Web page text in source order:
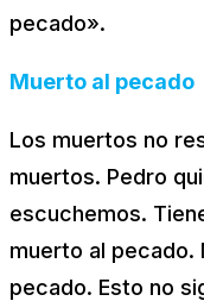
pecado».
Muerto al pecado
Los muertos no
muertos. Pedro
escuchemos.
muerto al pecado.
pecado. Esto no